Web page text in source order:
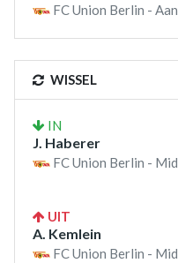
FC Union Berlin -
WISSEL
IN
J. Haberer
FC Union Berlin -
UIT
A. Kemlein
FC Union Berlin -